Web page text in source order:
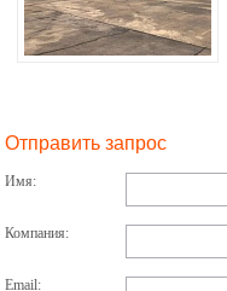
Отправить запрос
Имя:
Компания:
Email: